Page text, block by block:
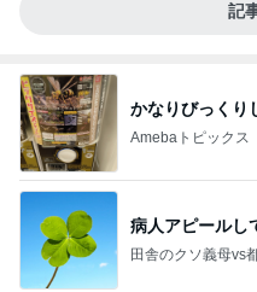
記
かなりびっくり
Amebaトピックス
病人アピールし
田舎のクソ義母vs